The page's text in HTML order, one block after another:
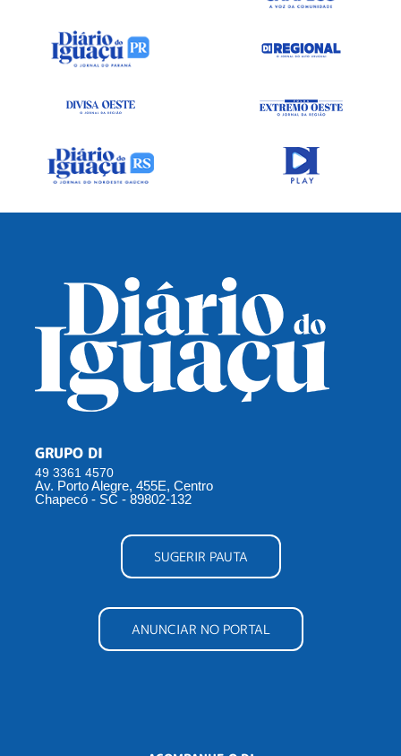
GRUPO DI
49 3361 4570
Av. Porto Alegre, 455E, Centro
Chapecó - SC - 89802-132
SUGERIR PAUTA
ANUNCIAR NO PORTAL